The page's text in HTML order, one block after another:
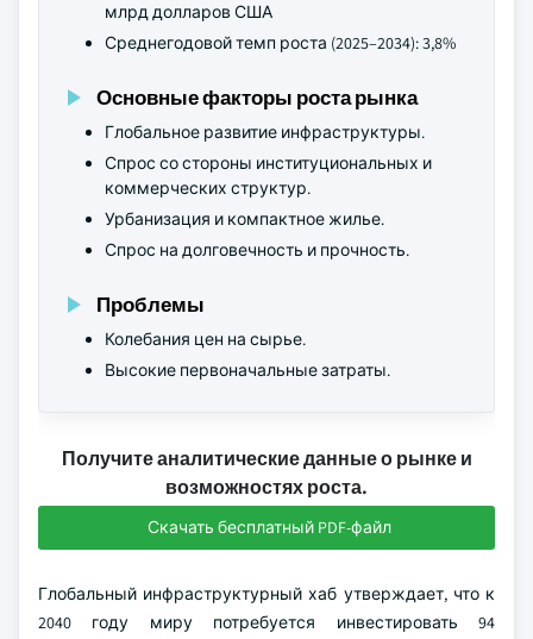
млрд долларов США
Среднегодовой темп роста (2025–2034): 3,8%
Основные факторы роста рынка
Глобальное развитие инфраструктуры.
Спрос со стороны институциональных и
коммерческих структур.
Урбанизация и компактное жилье.
Спрос на долговечность и прочность.
Проблемы
Колебания цен на сырье.
Высокие первоначальные затраты.
Получите аналитические данные о рынке и
возможностях роста.
Скачать бесплатный PDF-файл
Глобальный инфраструктурный хаб утверждает, что к
2040 году миру потребуется инвестировать 94